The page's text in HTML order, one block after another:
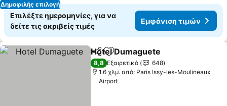
Δημοφιλής επιλογή
Επιλέξτε ημερομηνίες, για να
δείτε τις ακριβείς τιμές
Εμφάνιση τιμών
Κοινοποίηση
Προσθήκη στα αγαπημένα
Hotel Dumaguete
8,8 Εξαιρετικό
648
1.6 χλμ. από: Paris Issy-les-Moulineaux
Airport